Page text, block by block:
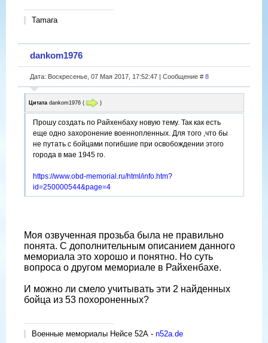
Tamara
dankom1976
Дата: Воскресенье, 07 Мая 2017, 17:52:47 | Сообщение # 8
Цитата dankom1976 ( )
Прошу создать по Райхенбаху новую тему. Так как есть
еще одно захоронение военнопленных. Для того ,что бы
не путать с бойцами погибшие при освобождении этого
города в мае 1945 го.
https://www.obd-memorial.ru/html/info.htm?
id=250000544&page=4
Моя озвученная прозьба была не правильно
понята. С дополнительным описанием данного
мемориала это хорошо и понятно. Но суть
вопроса о другом мемориале в Райхенбахе.
И можно ли смело учитывать эти 2 найденных
бойца из 53 похороненных?
Военные мемориалы Нейсе 52А - n52a.de